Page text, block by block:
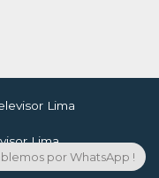
Lima
Lima
por WhatsApp !